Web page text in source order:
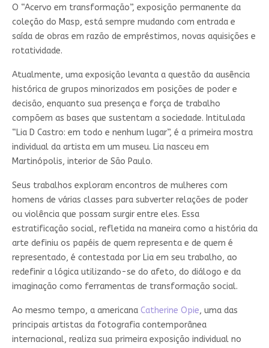
O “Acervo em transformação”, exposição permanente da
coleção do Masp, está sempre mudando com entrada e
saída de obras em razão de empréstimos, novas aquisições e
rotatividade.
Atualmente, uma exposição levanta a questão da ausência
histórica de grupos minorizados em posições de poder e
decisão, enquanto sua presença e força de trabalho
compõem as bases que sustentam a sociedade. Intitulada
“Lia D Castro: em todo e nenhum lugar”, é a primeira mostra
individual da artista em um museu. Lia nasceu em
Martinópolis, interior de São Paulo.
Seus trabalhos exploram encontros de mulheres com
homens de várias classes para subverter relações de poder
ou violência que possam surgir entre eles. Essa
estratificação social, refletida na maneira como a história da
arte definiu os papéis de quem representa e de quem é
representado, é contestada por Lia em seu trabalho, ao
redefinir a lógica utilizando-se do afeto, do diálogo e da
imaginação como ferramentas de transformação social.
Ao mesmo tempo, a americana Catherine Opie, uma das
principais artistas da fotografia contemporânea
internacional, realiza sua primeira exposição individual no